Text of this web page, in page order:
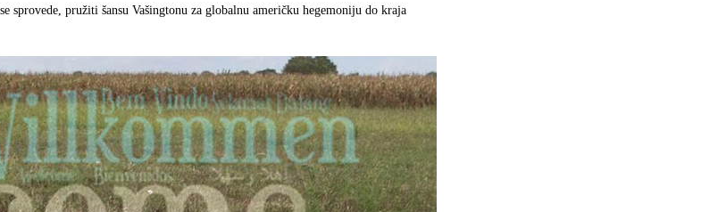
pružiti šansu Vašingtonu za globalnu američku hegemoniju do kraja